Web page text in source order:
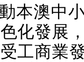
本澳中
化發展
工商業